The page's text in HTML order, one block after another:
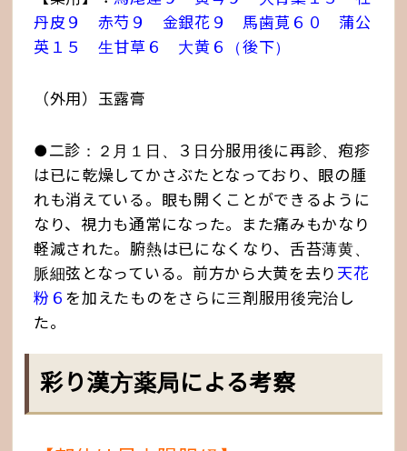
丹皮９ 赤芍９ 金銀花９ 馬歯莧６０ 蒲公
英１５ 生甘草６ 大黄６（後下）
（外用）玉露膏
●二診：２月１日、３日分服用後に再診、疱疹
は已に乾燥してかさぶたとなっており、眼の腫
れも消えている。眼も開くことができるように
なり、視力も通常になった。また痛みもかなり
軽減された。腑熱は已になくなり、舌苔薄黄、
脈細弦となっている。前方から大黄を去り 天花
粉６ を加えたものをさらに三剤服用後完治し
た。
彩り漢方薬局による考察